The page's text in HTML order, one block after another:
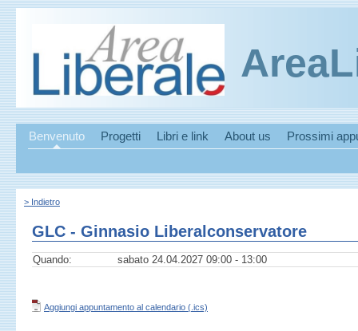
Benvenuto Progetti Libri e link About us Prossimi
> Indietro
GLC - Ginnasio Liberalconservatore
Quando: sabato 24.04.2027 09:00 - 13:00
Aggiungi appuntamento al calendario (.ics)